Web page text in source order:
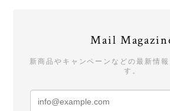
Mail
新商品やキャンペーンなどの最新情
す。